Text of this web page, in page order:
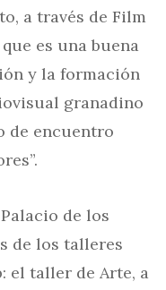
a través de Film
es una buena
y la formación
granadino
de encuentro
de los
de los talleres
el taller de Arte, a